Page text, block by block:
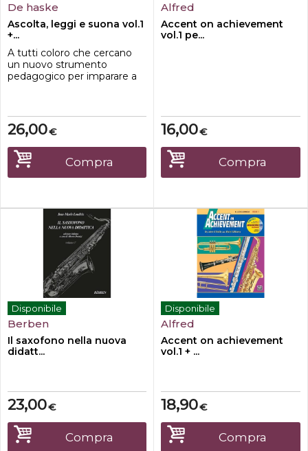
De haske
Ascolta, leggi e suona vol.1
+...
A tutti coloro che cercano
un nuovo strumento
pedagogico per imparare a
ASCOLTA, LEGGI & SUONA,
unopera educativa e ludica
con accompagnamento su
CD.Questi metodi attuano
un processo decisamente
aperto, gratificante e
€
26,00
Compra
Alfred
Accent on achievement
vol.1 pe...
€
16,00
Compra
Disponibile
Berben
Il saxofono nella nuova
didatt...
€
23,00
Compra
Disponibile
Alfred
Accent on achievement
vol.1 + ...
€
18,90
Compra